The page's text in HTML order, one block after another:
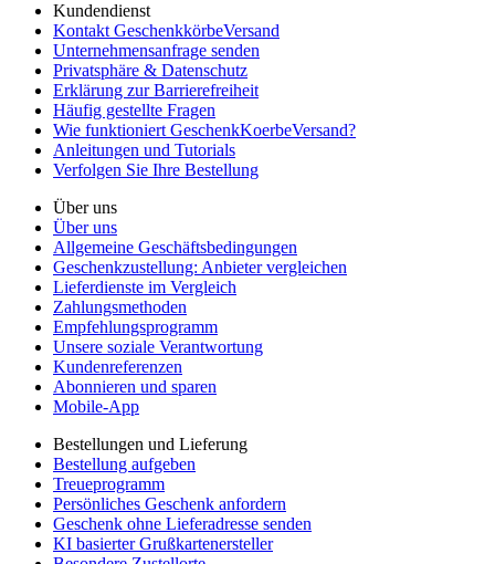
Kundendienst
Kontakt GeschenkkörbeVersand
Unternehmensanfrage senden
Privatsphäre & Datenschutz
Erklärung zur Barrierefreiheit
Häufig gestellte Fragen
Wie funktioniert GeschenkKoerbeVersand?
Anleitungen und Tutorials
Verfolgen Sie Ihre Bestellung
Über uns
Über uns
Allgemeine Geschäftsbedingungen
Geschenkzustellung: Anbieter vergleichen
Lieferdienste im Vergleich
Zahlungsmethoden
Empfehlungsprogramm
Unsere soziale Verantwortung
Kundenreferenzen
Abonnieren und sparen
Mobile-App
Bestellungen und Lieferung
Bestellung aufgeben
Treueprogramm
Persönliches Geschenk anfordern
Geschenk ohne Lieferadresse senden
KI basierter Grußkartenersteller